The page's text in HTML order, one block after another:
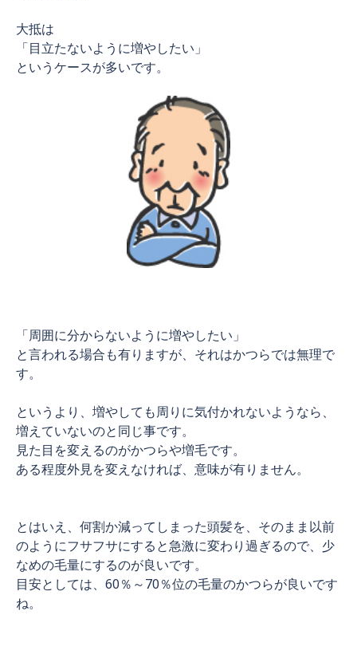
大抵は
「目立たないように増やしたい」
というケースが多いです。
「周囲に分からないように増やしたい」
と言われる場合も有りますが、それはかつらでは無理で
す。
というより、増やしても周りに気付かれないようなら、
増えていないのと同じ事です。
見た目を変えるのがかつらや増毛です。
ある程度外見を変えなければ、意味が有りません。
とはいえ、何割か減ってしまった頭髪を、そのまま以前
のようにフサフサにすると急激に変わり過ぎるので、少
なめの毛量にするのが良いです。
目安としては、60％～70％位の毛量のかつらが良いです
ね。